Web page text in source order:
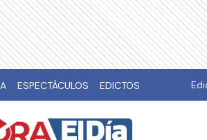
ESPECTÁCULOS EDICTOS